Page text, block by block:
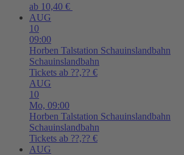
ab 10,40 €
AUG
10
09:00
Horben Talstation Schauinslandbahn
Schauinslandbahn
Tickets ab ??,?? €
AUG
10
Mo, 09:00
Horben Talstation Schauinslandbahn
Schauinslandbahn
Tickets ab ??,?? €
AUG